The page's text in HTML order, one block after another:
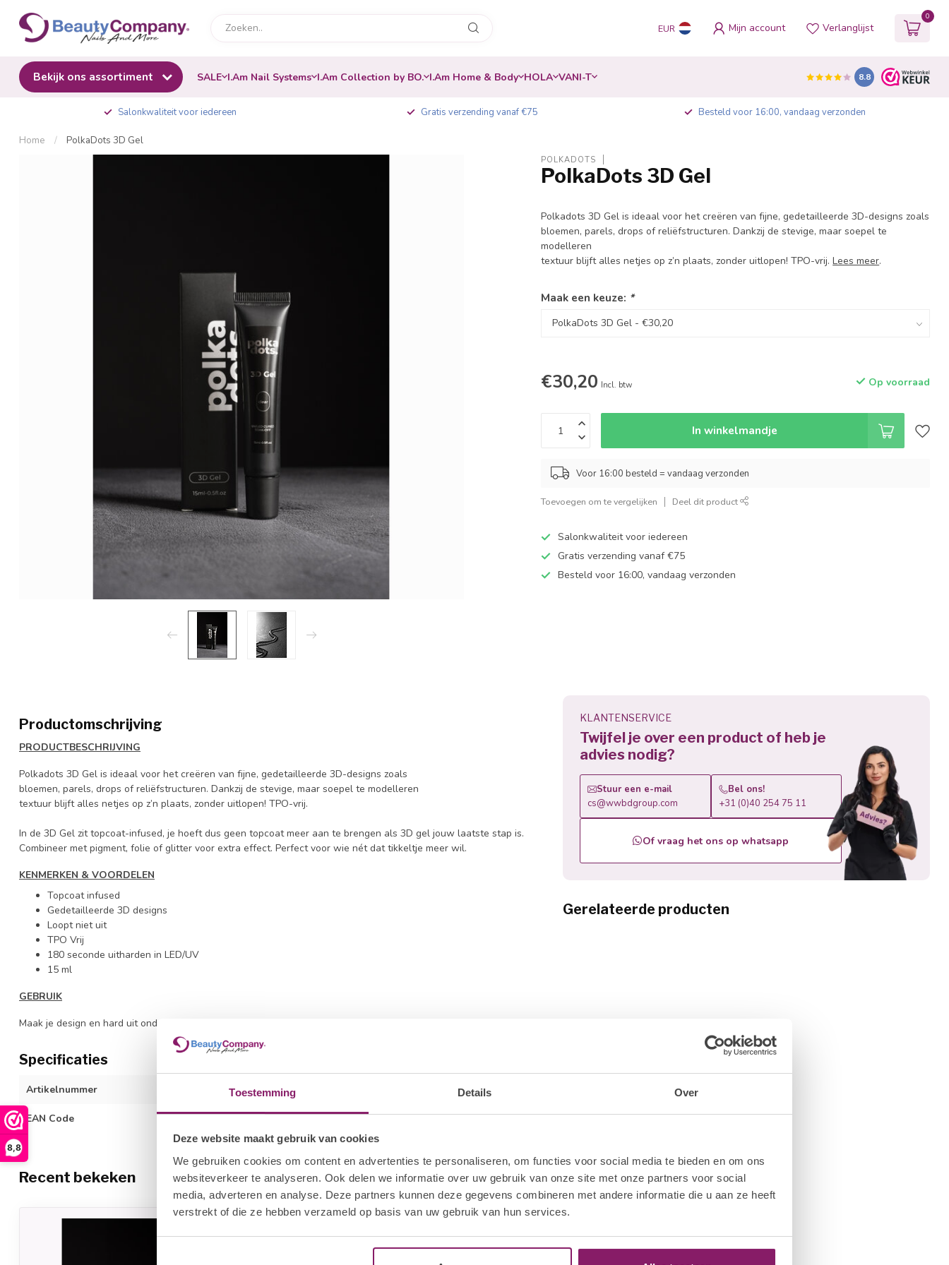
Toestemming Details Over
Deze website maakt gebruik van cookies
We gebruiken cookies om content en advertenties te personaliseren, om functies voor social media te bieden en om ons
websiteverkeer te analyseren. Ook delen we informatie over uw gebruik van onze site met onze partners voor social
media, adverteren en analyse. Deze partners kunnen deze gegevens combineren met andere informatie die u aan ze heeft
verstrekt of die ze hebben verzameld op basis van uw gebruik van hun services.
8,8
EUR Mijn account Verlanglijst
0
Bekijk ons assortiment SALE I.Am Nail Systems I.Am Collection by BO. I.Am Home & Body HOLA VANI-T 8.8
Salonkwaliteit voor iedereen Gratis verzending vanaf €75 Besteld voor 16:00, vandaag verzonden
Home / PolkaDots 3D Gel
POLKADOTS
PolkaDots 3D Gel
Polkadots 3D Gel is ideaal voor het creëren van fijne, gedetailleerde 3D-designs zoals
bloemen, parels, drops of reliëfstructuren. Dankzij de stevige, maar soepel te
modelleren
textuur blijft alles netjes op z’n plaats, zonder uitlopen! TPO-vrij.Lees meer.
Maak een keuze: *
€30,20 Incl. btw Op voorraad
In winkelmandje
Voor 16:00 besteld = vandaag verzonden
Toevoegen om te vergelijken Deel dit product
Salonkwaliteit voor iedereen
Gratis verzending vanaf €75
Besteld voor 16:00, vandaag verzonden
Productomschrijving
PRODUCTBESCHRIJVING
Polkadots 3D Gel is ideaal voor het creëren van fijne, gedetailleerde 3D-designs zoals
bloemen, parels, drops of reliëfstructuren. Dankzij de stevige, maar soepel te modelleren
textuur blijft alles netjes op z’n plaats, zonder uitlopen! TPO-vrij.
In de 3D Gel zit topcoat-infused, je hoeft dus geen topcoat meer aan te brengen als 3D gel jouw laatste stap is.
Combineer met pigment, folie of glitter voor extra effect. Perfect voor wie nét dat tikkeltje meer wil.
KENMERKEN & VOORDELEN
Topcoat infused
Gedetailleerde 3D designs
Loopt niet uit
TPO Vrij
180 seconde uitharden in LED/UV
15 ml
GEBRUIK
Maak je design en hard uit onder de lamp voor 180 seconden (afhankelijk van de dikte van de design)
Specificaties
Artikelnummer 1212671001
EAN Code 6150810589593
KLANTENSERVICE
Twijfel je over een product of heb je
advies nodig?
Stuur een e-mail
cs@wwbdgroup.com
Bel ons!
+31 (0)40 254 75 11
Of vraag het ons op whatsapp
Gerelateerde producten
Recent bekeken